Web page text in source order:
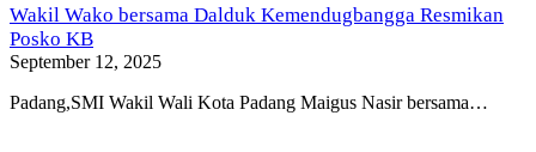
Wakil Wako bersama Dalduk Kemendugbangga Resmikan
Posko KB
September 12, 2025
Padang,SMI Wakil Wali Kota Padang Maigus Nasir bersama…